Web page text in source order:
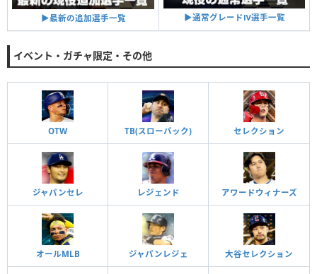
▶︎最新の追加選手一覧 ▶︎通常グレードⅣ選手一覧
イベント・ガチャ限定・その他
OTW TB(スローバック) セレクション
ジャパンセレ レジェンド アワードウィナーズ
オールMLB ジャパンレジェ 大谷セレクション